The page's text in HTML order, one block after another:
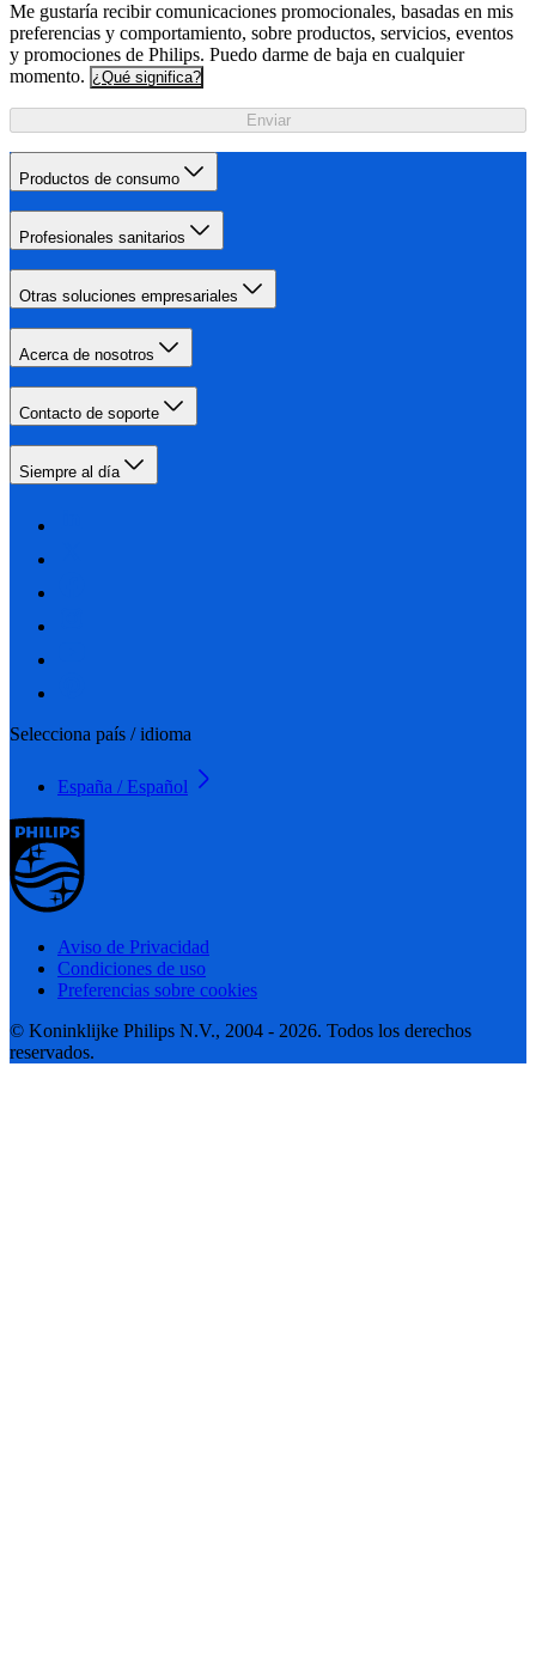
Me gustaría recibir comunicaciones promocionales, basadas en mis
preferencias y comportamiento, sobre productos, servicios, eventos
y promociones de Philips. Puedo darme de baja en cualquier
momento. ¿Qué significa?
Enviar
Productos de consumo
Profesionales sanitarios
Otras soluciones empresariales
Acerca de nosotros
Contacto de soporte
Siempre al día
Selecciona país / idioma
España / Español
Aviso de Privacidad
Condiciones de uso
Preferencias sobre cookies
© Koninklijke Philips N.V., 2004 - 2026. Todos los derechos
reservados.